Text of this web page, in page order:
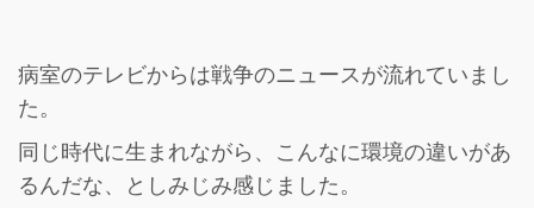
病室のテレビからは戦争のニュースが流れていまし
た。
同じ時代に生まれながら、こんなに環境の違いがあ
るんだな、としみじみ感じました。